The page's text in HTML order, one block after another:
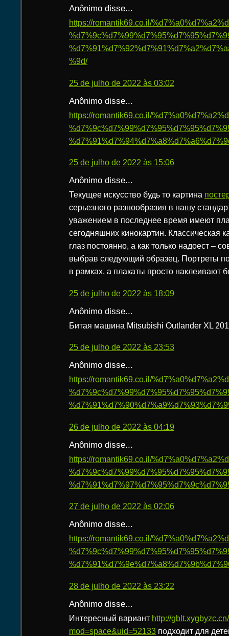
Anônimo disse...
https://romantik69.co.il/
%9d/
25 de julho de 2022 às 03:02
Anônimo disse...
https://romantik69.co.il/
25 de julho de 2022 às 15:06
Anônimo disse...
Текущее искусство будь то картина
серьезного разнообразия в нашу
уважением в последнее время имеют
сегодняшних кинокартин. Классическая
глаз постоянно, а как только надоест –
выбрав следующий образец. Портреты
в рамках, а плакаты просто наклеивают
25 de julho de 2022 às 18:09
Anônimo disse...
Битая машина Mitsubishi Outlander XL
25 de julho de 2022 às 23:53
Anônimo disse...
https://romantik69.co.il/
26 de julho de 2022 às 04:19
Anônimo disse...
https://romantik69.co.il/
27 de julho de 2022 às 02:06
Anônimo disse...
https://romantik69.co.il/
28 de julho de 2022 às 23:22
Anônimo disse...
Интересный вариант http://
mod=space&uid=52133 подходит для